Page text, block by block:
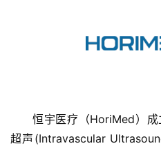
恒宇医疗（HoriMed）
超声(Intravascular